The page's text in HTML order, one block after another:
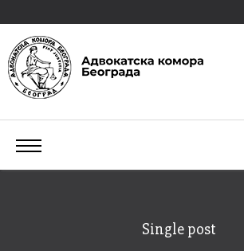
Single post